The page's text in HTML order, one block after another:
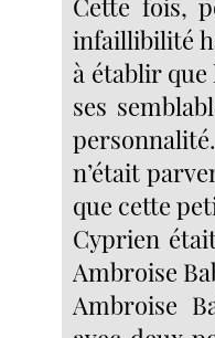
infaillibilité
à établir
ses
n’était
que cette
Cyprien
Ambroise
Ambroise